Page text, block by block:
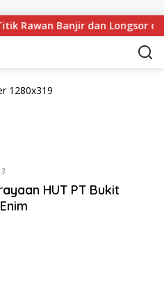
Rawan Banjir dan Longsor di
HUT PT Bukit